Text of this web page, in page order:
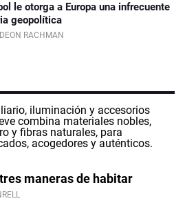
le otorga a Europa una infrecuente
geopolítica
RACHMAN
maneras de habitar